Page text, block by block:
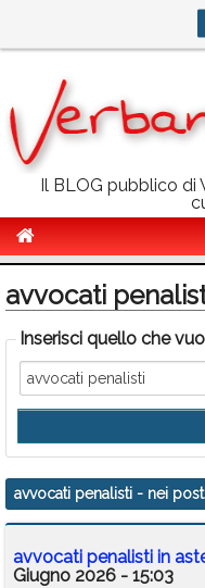
Il BLOG pubblico di
Politica
Sport
Eventi
Info Utili
Rubriche
Calendario
Annunci
avvocati
Inserisci quello che
avvocati penalisti - nei post
avvocati penalisti in
Giugno 2026 - 15:03